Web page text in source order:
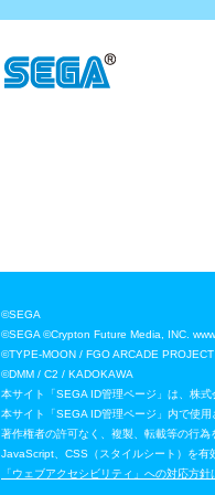
©SEGA
©SEGA ©Crypton Future Media, INC.
©TYPE-MOON / FGO ARCADE PROJECT
©DMM / C2 / KADOKAWA
本サイト「SEGA ID管理ページ」は、株
本サイト「SEGA ID管理ページ」内で使
著作権者の許可なく、複製、転載等の行為
JavaScript、CSS（スタイルシート）を有
「ウェブアクセシビリティ」への対応方針